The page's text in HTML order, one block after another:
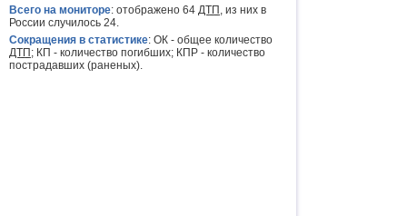
Всего на мониторе: отображено 64 ДТП , из них в
России случилось 24.
Сокращения в статистике: ОК - общее количество
ДТП ; КП - количество погибших; КПР - количество
пострадавших (раненых).